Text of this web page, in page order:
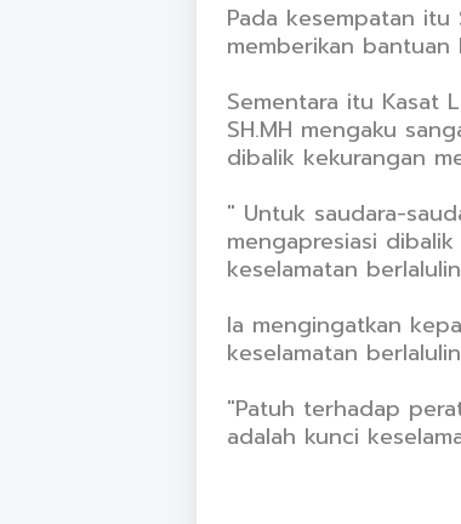
Pada kesempatan
memberikan
Sementara itu Kasat
SH.MH mengaku
dibalik kekurangan
" Untuk saudara-
mengapresiasi
keselamatan
Ia mengingatkan
keselamatan
"Patuh terhadap
adalah kunci